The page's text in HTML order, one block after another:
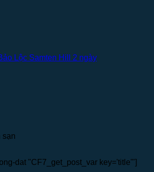
Lộc Samten Hill 2 ngày
sạn
dat "CF7_get_post_var key='title'"]